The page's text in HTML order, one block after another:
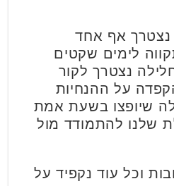
נצטרך אף אחד
לימים שקטים
נצטרך לקור
על ההנחיות
שיופצו בשעת אמת
שלנו להתמודד מול
וכל עוד נקפיד על